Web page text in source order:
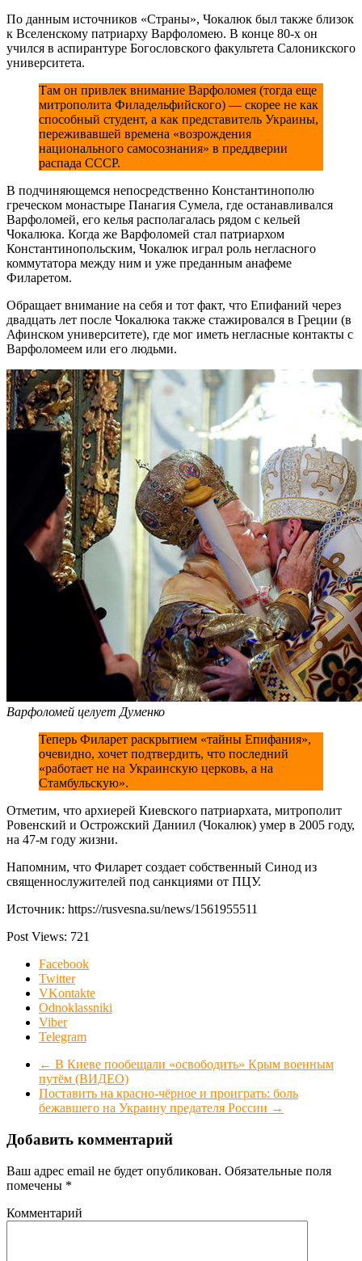
По данным источников «Страны», Чокалюк был также близок
к Вселенскому патриарху Варфоломею. В конце 80-х он
учился в аспирантуре Богословского факультета Салоникского
университета.
Там он привлек внимание Варфоломея (тогда еще
митрополита Филадельфийского) — скорее не как
способный студент, а как представитель Украины,
переживавшей времена «возрождения
национального самосознания» в преддверии
распада СССР.
В подчиняющемся непосредственно Константинополю
греческом монастыре Панагия Сумела, где останавливался
Варфоломей, его келья располагалась рядом с кельей
Чокалюка. Когда же Варфоломей стал патриархом
Константинопольским, Чокалюк играл роль негласного
коммутатора между ним и уже преданным анафеме
Филаретом.
Обращает внимание на себя и тот факт, что Епифаний через
двадцать лет после Чокалюка также стажировался в Греции (в
Афинском университете), где мог иметь негласные контакты с
Варфоломеем или его людьми.
Варфоломей целует Думенко
Теперь Филарет раскрытием «тайны Епифания»,
очевидно, хочет подтвердить, что последний
«работает не на Украинскую церковь, а на
Стамбульскую».
Отметим, что архиерей Киевского патриархата, митрополит
Ровенский и Острожский Даниил (Чокалюк) умер в 2005 году,
на 47-м году жизни.
Напомним, что Филарет создает собственный Синод из
священнослужителей под санкциями от ПЦУ.
Источник: https://rusvesna.su/news/1561955511
Post Views: 721
Facebook
Twitter
VKontakte
Odnoklassniki
Viber
Telegram
← В Киеве пообещали «освободить» Крым военным
путём (ВИДЕО)
Поставить на красно-чёрное и проиграть: боль
бежавшего на Украину предателя России →
Добавить комментарий
Ваш адрес email не будет опубликован. Обязательные поля
помечены *
Комментарий